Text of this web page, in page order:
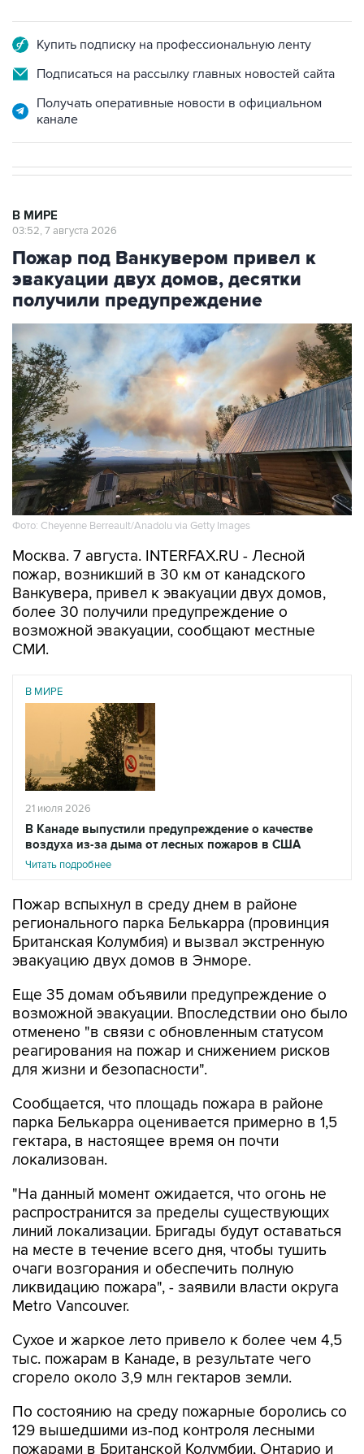
Подписаться на рассылку главных новостей сайта
Получать оперативные новости в официальном
Пожар под Ванкувером привел к
эвакуации двух домов, десятки
получили предупреждение
Фото: Cheyenne Berreault/Anadolu via Getty Images
Москва. 7 августа. INTERFAX.RU - Лесной
Ванкувера, привел к эвакуации двух домов,
более 30 получили предупреждение о
возможной эвакуации, сообщают местные
СМИ.
В МИРЕ
21 июля 2026
В Канаде выпустили предупреждение о качестве
воздуха из-за дыма от лесных пожаров в США
Читать подробнее
Пожар вспыхнул в среду днем в районе
Британская Колумбия) и вызвал экстренную
эвакуацию двух домов в Энморе.
Еще 35 домам объявили предупреждение о
отменено "в связи с обновленным статусом
реагирования на пожар и снижением рисков
для жизни и безопасности".
Сообщается, что площадь пожара в районе
гектара, в настоящее время он почти
локализован.
"На данный момент ожидается, что огонь не
линий локализации. Бригады будут оставаться
на месте в течение всего дня, чтобы тушить
очаги возгорания и обеспечить полную
ликвидацию пожара", - заявили власти округа
Metro Vancouver.
Сухое и жаркое лето привело к более чем 4,5
сгорело около 3,9 млн гектаров земли.
По состоянию на среду пожарные боролись со
пожарами в Британской Колумбии, Онтарио и
других провинциях.